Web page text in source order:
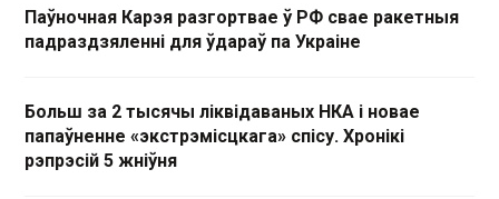
Паўночная Карэя разгортвае ў РФ свае ракетныя
падраздзяленні для ўдараў па Украіне
Больш за 2 тысячы ліквідаваных НКА і новае
папаўненне «экстрэмісцкага» спісу. Хронікі
рэпрэсій 5 жніўня